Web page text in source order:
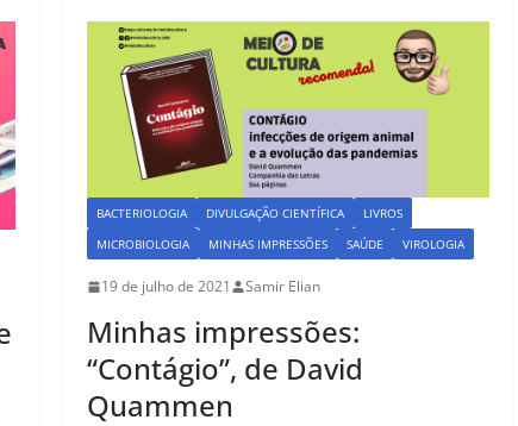
b
o
o
k
d
o
n
BACTERIOLOGIA DIVULGAÇÃO CIENTÍFICA
LIVROS
MICROBIOLOGIA
MINHAS IMPRESSÕES SAÚDE VIROLOGIA
19 de julho de 2021 Samir Elian
Minhas impressões:
“Contágio”, de David
Quammen